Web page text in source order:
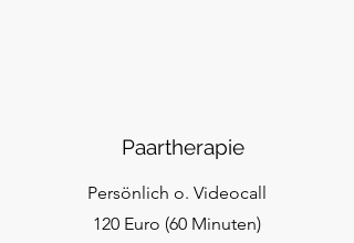
Paartherapie
Persönlich o. Videocall
120 Euro (60 Minuten)